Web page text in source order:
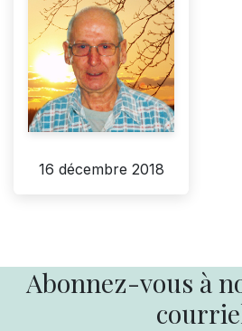
16 décembre 2018
Abonnez-vous à